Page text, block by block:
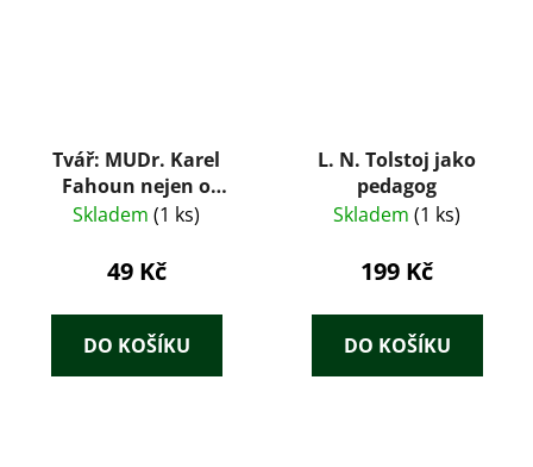
Tvář: MUDr. Karel
Fahoun nejen o
estetické chirurgii –
Fahoun (1998)
Skladem (1 ks)
49 Kč
DO KOŠÍKU
L. N. Tolstoj jako
pedagog
Skladem (1 ks)
199 Kč
DO KOŠÍKU